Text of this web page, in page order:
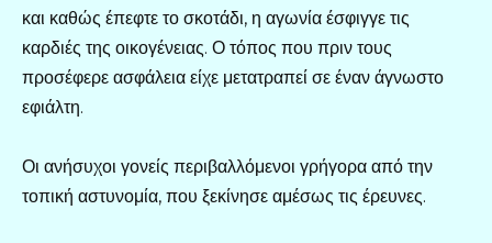
και καθώς έπεφτε το σκοτάδι, η αγωνία έσφιγγε τις
καρδιές της οικογένειας. Ο τόπος που πριν τους
προσέφερε ασφάλεια είχε μετατραπεί σε έναν άγνωστο
εφιάλτη.
Οι ανήσυχοι γονείς περιβαλλόμενοι γρήγορα από την
τοπική αστυνομία, που ξεκίνησε αμέσως τις έρευνες.